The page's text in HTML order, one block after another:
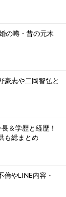
の噂・昔の元木
豪志や二岡智弘と
＆学歴と経歴！
も総まとめ
倫やLINE内容・